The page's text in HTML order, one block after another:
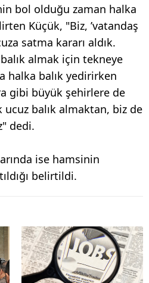
bol olduğu zaman halka
Küçük, "Biz, ’vatandaş
satma kararı aldık.
almak için tekneye
halka balık yedirirken
gibi büyük şehirlere de
balık almaktan, biz de
dedi.
ise hamsinin
belirtildi.